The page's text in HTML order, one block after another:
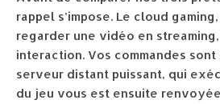
rappel s’impose. Le cloud
regarder une vidéo en
interaction. Vos commandes
serveur distant puissant, qui
du jeu vous est ensuite